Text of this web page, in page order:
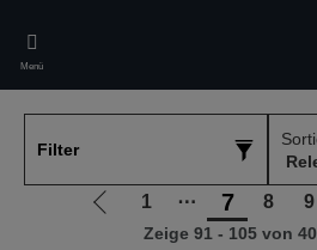
main
content
Menü
Filter
Zur
vorherigen
1 ⋯ 7 8 9
Zeige 91 - 105 von